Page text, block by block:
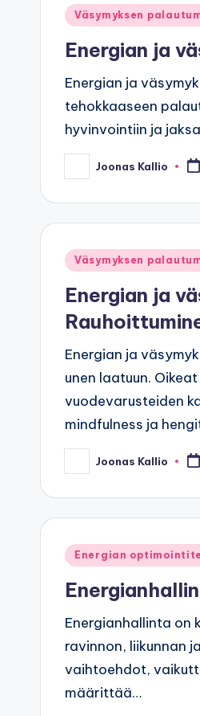
Posted
Väsymyksen
Energian ja
Energian ja
tehokkaaseen
hyvinvointiin ja
Posted
by
Joonas Kallio
Posted
Väsymyksen
Energian ja
Energian ja
unen laatuun.
vuodevarusteiden
mindfulness ja
Posted
by
Joonas Kallio
Posted
Energian
Energianhallinta on
ravinnon, liikunnan
vaihtoehdot,
määrittää…